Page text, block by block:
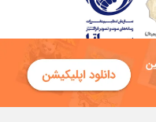
آسمان توکان تعلق دارد و